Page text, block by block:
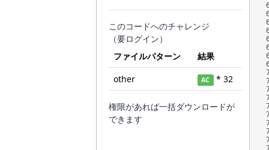
このコードへのチャレンジ
（要ログイン）
ファイルパターン
結果
other
AC * 32
権限があれば一括ダウンロードが
できます